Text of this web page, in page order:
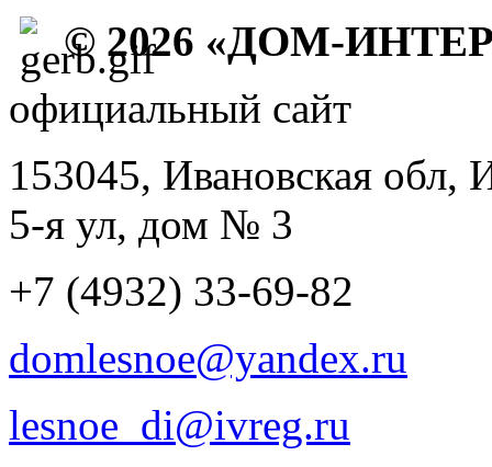
© 2026 «ДОМ-
официальный сайт
153045, Ивановская обл,
5-я ул, дом № 3
+7 (4932) 33-69-82
domlesnoe@yandex.ru
lesnoe_di@ivreg.ru